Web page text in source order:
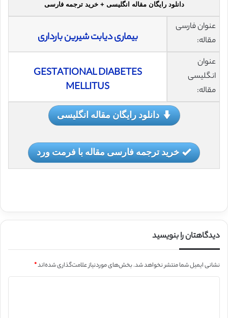
دانلود رایگان مقاله انگلیسی + خرید ترجمه فارسی
عنوان فارسی
مقاله:
بیماری دیابت شیرین بارداری
عنوان
انگلیسی
مقاله:
GESTATIONAL DIABETES
MELLITUS
دانلود رایگان مقاله انگلیسی
خرید ترجمه فارسی مقاله با فرمت ورد
دیدگاهتان را بنویسید
نشانی ایمیل شما منتشر نخواهد شد.بخش‌های موردنیاز علامت‌گذاری شده‌اند*